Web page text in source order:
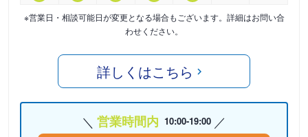
※営業日・相談可能日が変更となる場合もございます。詳細はお問い合
わせください。
詳しくはこちら
営業時間内 10:00-19:00